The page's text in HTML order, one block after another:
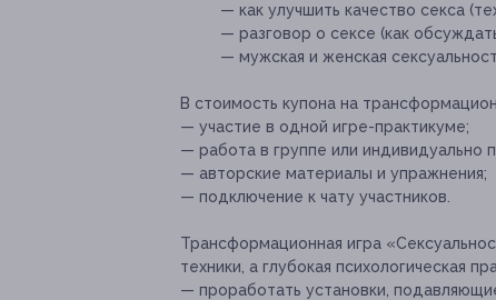
— как улучшить качество секса
— разговор о сексе (как
— мужская и женская
В стоимость купона на
— участие в одной игре-практикуме;
— работа в группе или индивидуально
— авторские материалы и упражнения;
— подключение к чату участников.
Трансформационная игра
техники, а глубокая психологическая
— проработать установки,